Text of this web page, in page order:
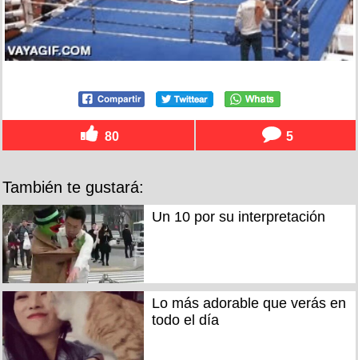
80 5
También te gustará:
Un 10 por su interpretación
Lo más adorable que verás en
todo el día